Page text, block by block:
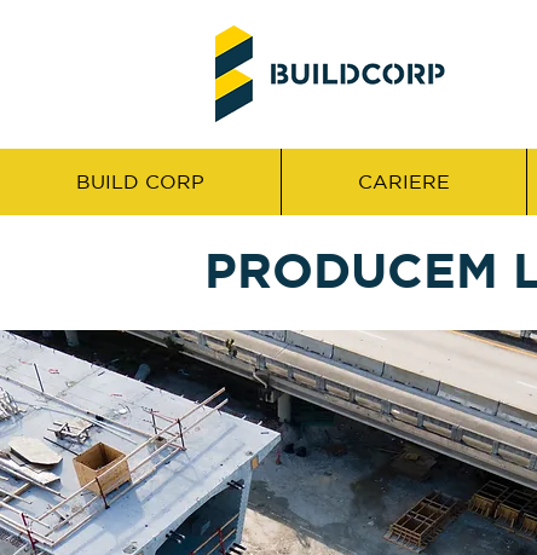
BUILD CORP CARIERE
PRODUCEM